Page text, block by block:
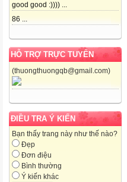
good good :)))) ...
86 ...
HỖ TRỢ TRỰC TUYẾN
(thuongthuongqb@gmail.com)
ĐIỀU TRA Ý KIẾN
Bạn thấy trang này như thế nào?
Đẹp
Đơn điệu
Bình thường
Ý kiến khác